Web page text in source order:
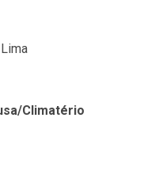
Climatério